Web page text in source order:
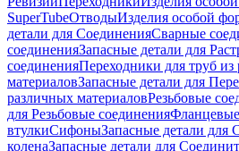
SuperTubeОтводыИзделия особой
детали для СоединенияСварные
соединенияЗапасные детали для
соединенияПереходники для труб из
материаловЗапасные детали для
различных материаловРезьбовые
для Резьбовые соединения
втулкиСифоныЗапасные детали для
коленаЗапасные детали для